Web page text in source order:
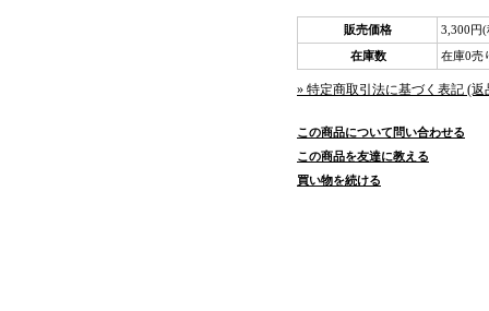
販売価格
3,300円
在庫数
在庫0売
» 特定商取引法に基づく表記 (返
この商品について問い合わせる
この商品を友達に教える
買い物を続ける